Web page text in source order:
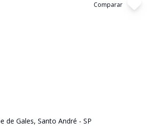
Comparar
de Gales, Santo André - SP